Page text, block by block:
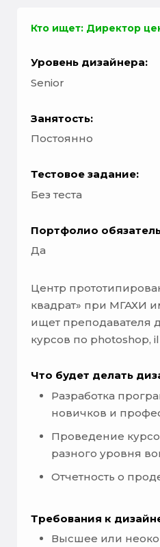
Кто ищет: Директор
Уровень дизайнера:
Senior
Занятость:
Постоянно
Тестовое задание:
Без теста
Портфолио
Да
Центр
квадрат» при МГАХИ
ищет преподавателя
курсов по photoshop,
Что будет делать
Разработка
новичков и
Проведение
разного уровня
Отчетность о
Требования к
Высшее или